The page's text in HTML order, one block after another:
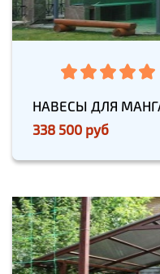
НАВЕСЫ ДЛЯ
338 500 руб